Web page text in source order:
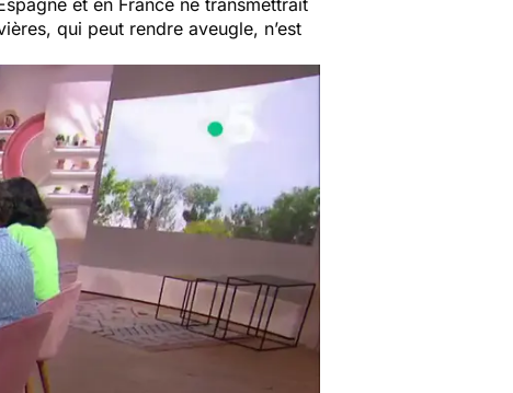
et en France ne transmettrait
qui peut rendre aveugle, n’est